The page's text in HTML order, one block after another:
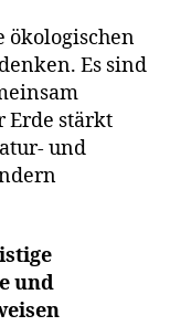
ökologischen
Es sind
Erde stärkt
und
und